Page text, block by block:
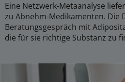
Eine Netzwerk-Metaanalyse
zu Abnehm-Medikamenten. Die
Beratungsgespräch mit
die für sie richtige Substanz zu